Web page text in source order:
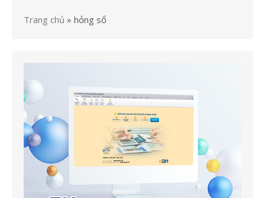
Trang chủ » hỏng sổ